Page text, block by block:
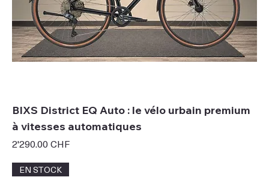
BIXS District EQ Auto : le vélo urbain premium
à vitesses automatiques
Prix
2'290.00 CHF
EN STOCK